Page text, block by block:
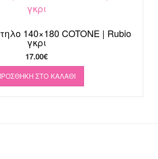
140×180 COTONE | Rubio
γκρι
17.00€
ΣΤΟ ΚΑΛΆΘΙ